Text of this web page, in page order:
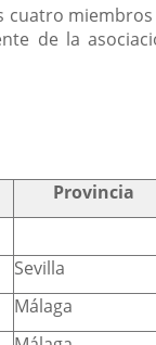
cuatro
de la
Provincia
Sevilla
Málaga